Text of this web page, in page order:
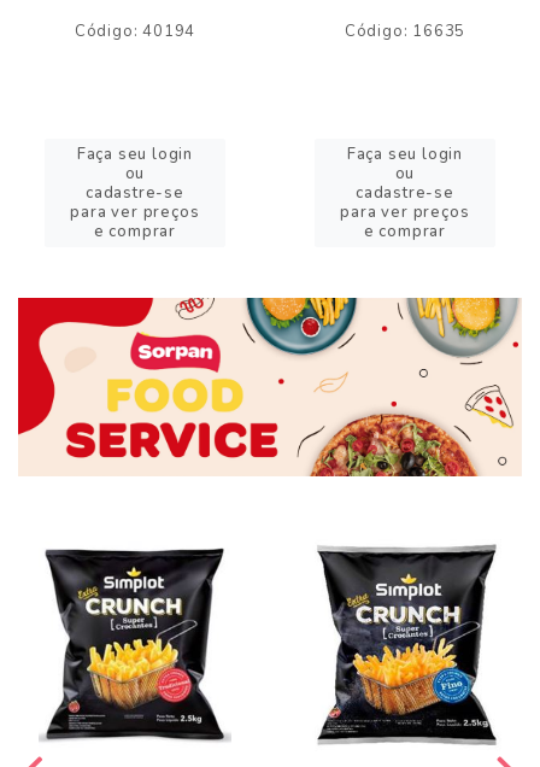
Código: 40194
Faça seu login
ou
cadastre-se
para ver preços
e comprar
Código: 16635
Faça seu login
ou
cadastre-se
para ver preços
e comprar